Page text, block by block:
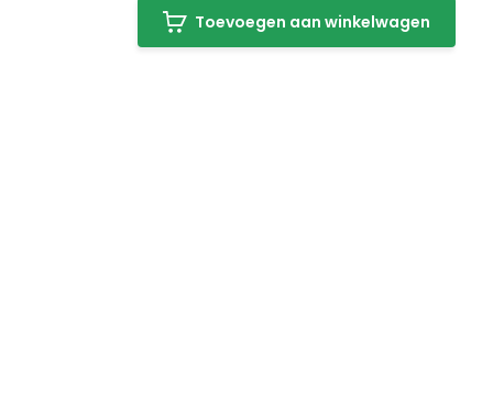
Toevoegen aan winkelwagen